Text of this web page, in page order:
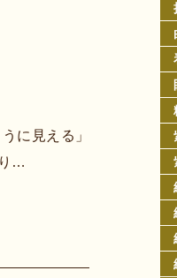
に見える」
…